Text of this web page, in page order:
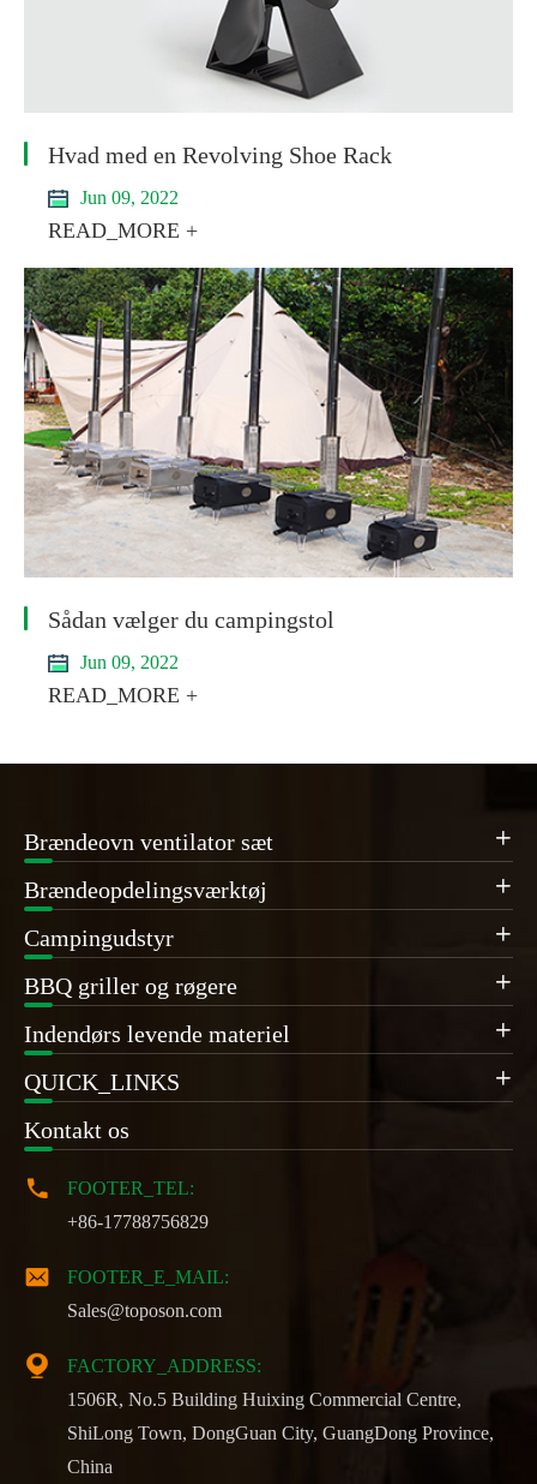
Hvad med en Revolving Shoe Rack
Jun 09, 2022
READ_MORE +
Sådan vælger du campingstol
Jun 09, 2022
READ_MORE +
Brændeovn ventilator sæt 
Brændeopdelingsværktøj 
Campingudstyr 
BBQ griller og røgere 
Indendørs levende materiel 
QUICK_LINKS 
Kontakt os

FOOTER_TEL:
+86-17788756829

FOOTER_E_MAIL:
Sales@toposon.com

FACTORY_ADDRESS:
1506R, No.5 Building Huixing Commercial Centre,
ShiLong Town, DongGuan City, GuangDong Province,
China